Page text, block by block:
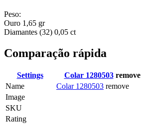
Peso:
Ouro 1,65 gr
Diamantes (32) 0,05 ct
Comparação rápida
Settings Colar 1280503 remove
Name
Colar 1280503 remove
Image
SKU
Rating